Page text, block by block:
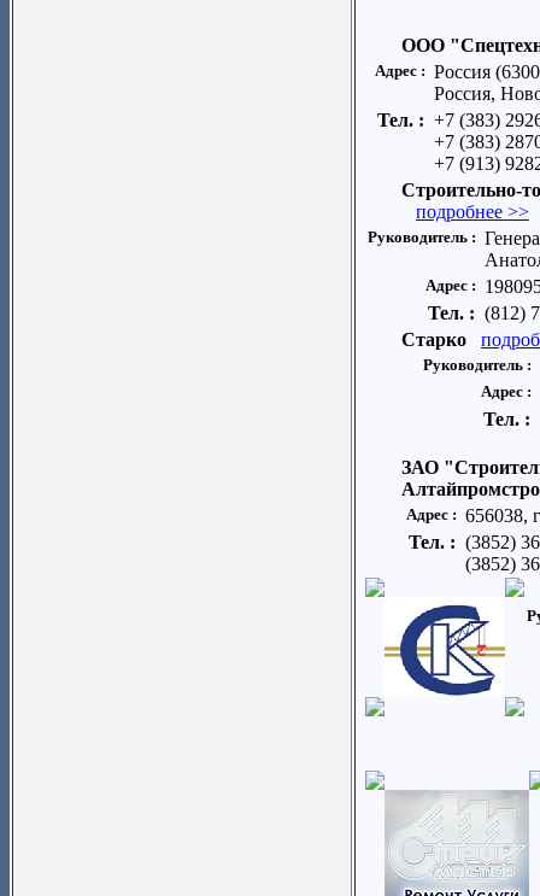
ООО
Адрес : Россия
Россия,
Тел. : +7 (383)
+7 (383)
+7 (913)
Строительно-
подробнее >>
Руководитель :
Адрес :
Тел. : (812)
Старко
Руководитель :
Адрес :
Тел. :
ЗАО
Адрес : 656038,
Тел. : (3852)
(3852)